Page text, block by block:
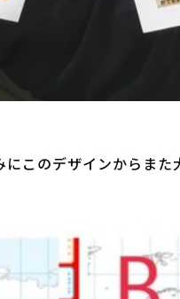
このデザインからまた